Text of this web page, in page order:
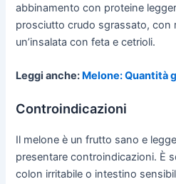
abbinamento con proteine
prosciutto crudo sgrassato, con
un’insalata con feta e cetrioli.
Leggi anche: Melone: Quantità
Controindicazioni
Il melone è un frutto sano e
presentare controindicazioni. È
colon irritabile o intestino